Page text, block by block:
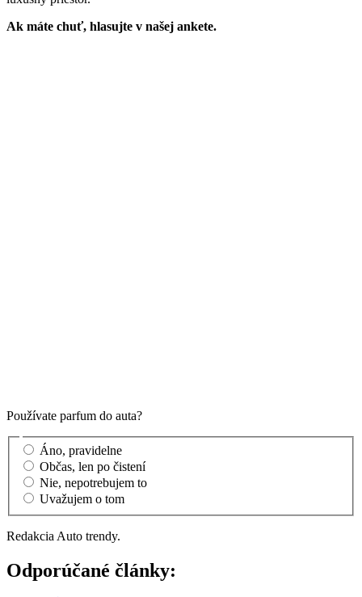
Ak máte chuť, hlasujte v našej ankete.
Používate parfum do auta?
Áno, pravidelne
Občas, len po čistení
Nie, nepotrebujem to
Uvažujem o tom
Redakcia Auto trendy.
Odporúčané články: